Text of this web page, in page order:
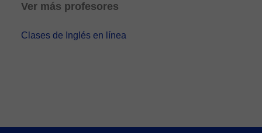
Ver más profesores
Clases de Inglés en línea